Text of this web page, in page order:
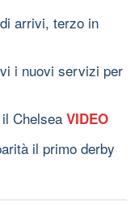
arrivi, terzo in
i nuovi servizi per
Chelsea VIDEO
il primo derby